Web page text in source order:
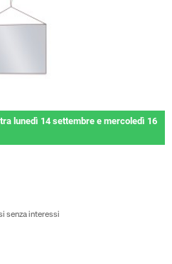
tra lunedì 14 settembree mercoledì 16
senza interessi